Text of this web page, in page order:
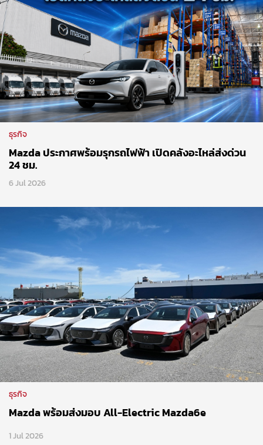
ธุรกิจ
Mazda ประกาศพร้อมรุกรถไฟฟ้า เปิดคลังอะไหล่ส่งด่วน
24 ชม.
6 Jul 2026
ธุรกิจ
Mazda พร้อมส่งมอบ All-Electric Mazda6e
1 Jul 2026